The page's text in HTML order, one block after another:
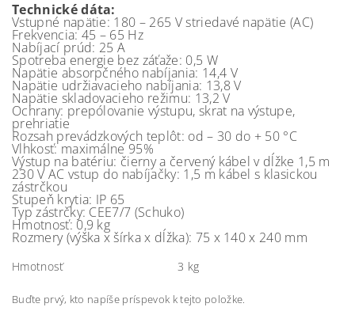
Technické dáta:
Vstupné napätie: 180 – 265 V striedavé napätie (AC)
Frekvencia: 45 – 65 Hz
Nabíjací prúd: 25 A
Spotreba energie bez záťaže: 0,5 W
Napätie absorpčného nabíjania: 14,4 V
Napätie udržiavacieho nabíjania: 13,8 V
Napätie skladovacieho režimu: 13,2 V
Ochrany: prepólovanie výstupu, skrat na výstupe,
prehriatie
Rozsah prevádzkových teplôt: od – 30 do + 50 °C
Vlhkosť: maximálne 95%
Výstup na batériu: čierny a červený kábel v dĺžke 1,5 m
230 V AC vstup do nabíjačky: 1,5 m kábel s klasickou
zástrčkou
Stupeň krytia: IP 65
Typ zástrčky: CEE7/7 (Schuko)
Hmotnosť: 0,9 kg
Rozmery (výška x šírka x dĺžka): 75 x 140 x 240 mm
Hmotnosť 3 kg
Buďte prvý, kto napíše príspevok k tejto položke.